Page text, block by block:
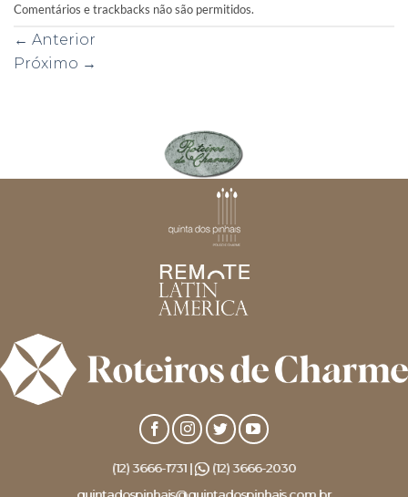
Comentários e trackbacks não são permitidos.
← Anterior
Próximo →
(12) 3666-1731 |
(12) 3666-2030
quintadospinhais@quintadospinhais.com.br